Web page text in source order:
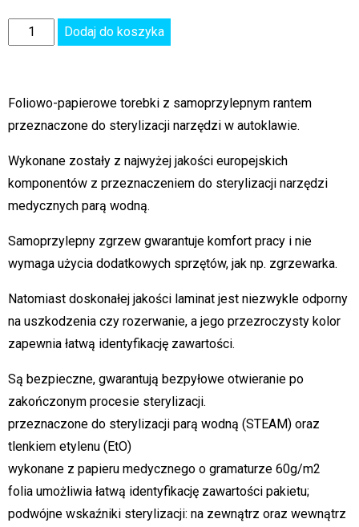
Dodaj do koszyka
Foliowo-papierowe torebki z samoprzylepnym rantem
przeznaczone do sterylizacji narzędzi w autoklawie.
Wykonane zostały z najwyżej jakości europejskich
komponentów z przeznaczeniem do sterylizacji narzędzi
medycznych parą wodną.
Samoprzylepny zgrzew gwarantuje komfort pracy i nie
wymaga użycia dodatkowych sprzętów, jak np. zgrzewarka.
Natomiast doskonałej jakości laminat jest niezwykle odporny
na uszkodzenia czy rozerwanie, a jego przezroczysty kolor
zapewnia łatwą identyfikację zawartości.
Są bezpieczne, gwarantują bezpyłowe otwieranie po
zakończonym procesie sterylizacji.
przeznaczone do sterylizacji parą wodną (STEAM) oraz
tlenkiem etylenu (EtO)
wykonane z papieru medycznego o gramaturze 60g/m2
folia umożliwia łatwą identyfikację zawartości pakietu;
podwójne wskaźniki sterylizacji: na zewnątrz oraz wewnątrz